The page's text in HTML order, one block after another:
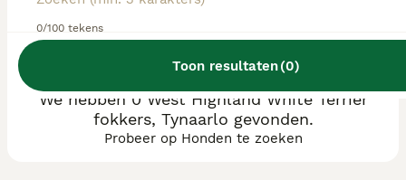
0/100 tekens
Toon resultaten(0)
We hebben 0 West Highland White Terriër
fokkers, Tynaarlo gevonden.
Probeer op Honden te zoeken